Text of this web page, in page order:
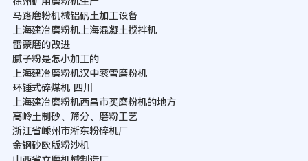
马路磨粉机械铝矾土加工设备
上海建冶磨粉机上海混凝土搅拌机
雷蒙磨的改进
腻子粉是怎小加工的
上海建冶磨粉机汉中衮雪磨粉机
环锤式碎煤机 四川
上海建冶磨粉机西昌市买磨粉机的地方
高岭土制砂、筛分、磨粉工艺
浙江省嵊州市淅东粉碎机厂
金钢砂欧版粉沙机